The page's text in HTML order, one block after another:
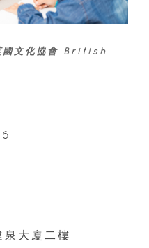
國文化協會 British
泉大廈二樓